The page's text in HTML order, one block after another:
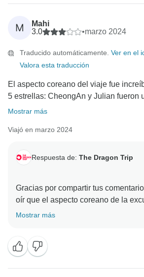
necesidad de investigar más
las opciones de alojamiento.
experiencia con los Líderes de
general, nos complace saber que tu
positiva y que recomendarías
M
Mahi
3.0
•marzo 2024
Traducido automáticamente. Ver en el
Valora esta traducción
El aspecto coreano del viaje fue
5 estrellas: CheongAn y Julian fueron
Mostrar más
Viajó en marzo 2024
Respuesta de: The Dragon Trip
Gracias por compartir tus
oír que el aspecto coreano de la
expectativas con CheongAn y Julian
Mostrar más